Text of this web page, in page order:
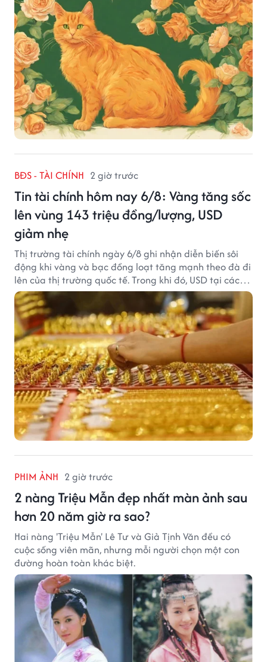
BĐS - TÀI CHÍNH 2 giờ trước
Tin tài chính hôm nay 6/8: Vàng tăng sốc
lên vùng 143 triệu đồng/lượng, USD
giảm nhẹ
Thị trường tài chính ngày 6/8 ghi nhận diễn biến sôi
động khi vàng và bạc đồng loạt tăng mạnh theo đà đi
lên của thị trường quốc tế. Trong khi đó, USD tại các
ngân hàng tiếp tục hạ nhiệt dù tỷ giá trung tâm lập
đỉnh mới.
PHIM ẢNH 2 giờ trước
2 nàng Triệu Mẫn đẹp nhất màn ảnh sau
hơn 20 năm giờ ra sao?
Hai nàng 'Triệu Mẫn' Lê Tư và Giả Tịnh Văn đều có
cuộc sống viên mãn, nhưng mỗi người chọn một con
đường hoàn toàn khác biệt.